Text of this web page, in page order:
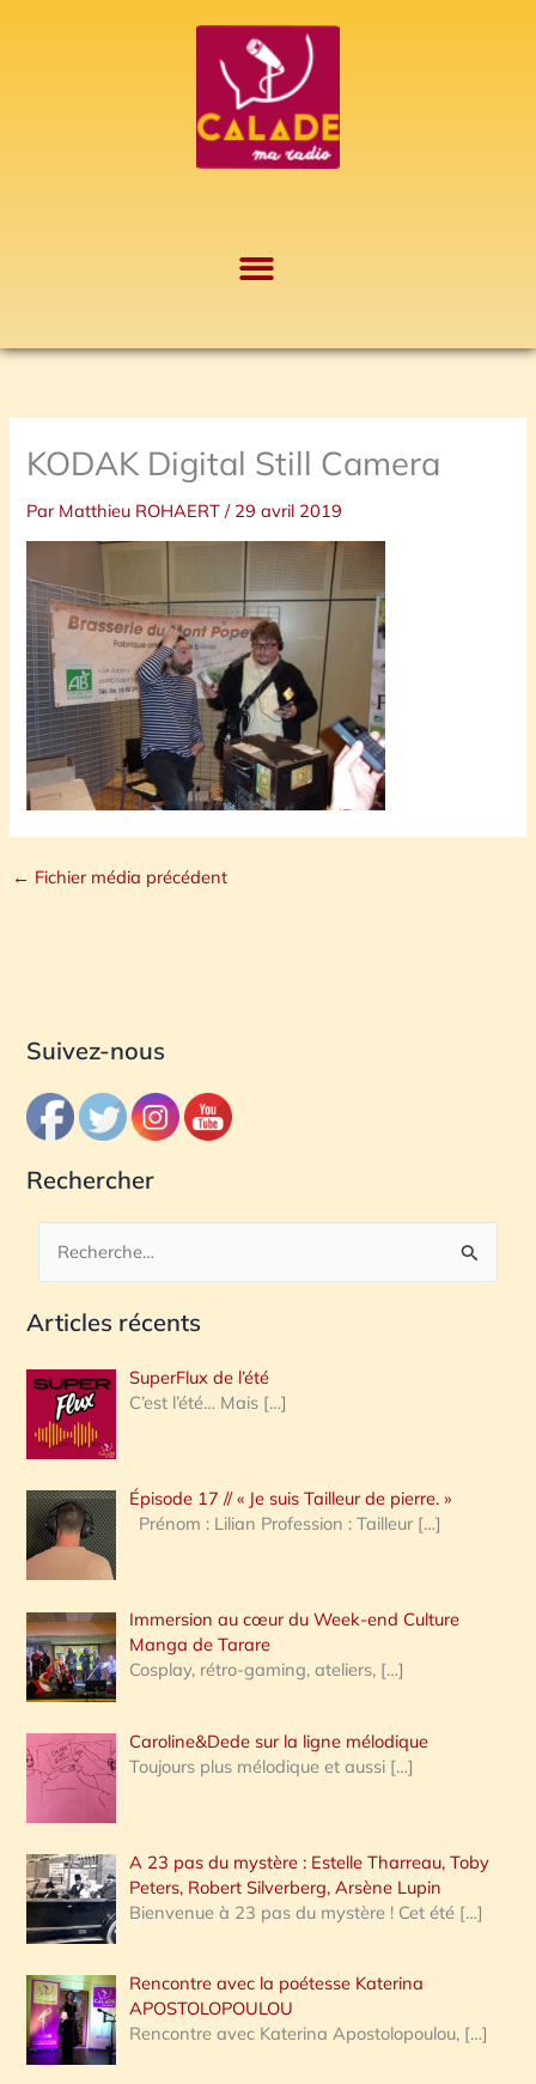
KODAK Digital Still Camera
Par Matthieu ROHAERT/ 29 avril 2019
← Fichier média précédent
Suivez-nous
Rechercher
c
e
r
c
h
e
:
Articles récents
SuperFlux de l’été
C’est l’été… Mais […]
Épisode 17 // « Je suis Tailleur de pierre. »
Prénom : Lilian Profession : Tailleur […]
Immersion au cœur du Week-end Culture
Manga de Tarare
Cosplay, rétro-gaming, ateliers, […]
Caroline&Dede sur la ligne mélodique
Toujours plus mélodique et aussi […]
A 23 pas du mystère : Estelle Tharreau, Toby
Peters, Robert Silverberg, Arsène Lupin
Bienvenue à 23 pas du mystère ! Cet été […]
Rencontre avec la poétesse Katerina
APOSTOLOPOULOU
Rencontre avec Katerina Apostolopoulou, […]